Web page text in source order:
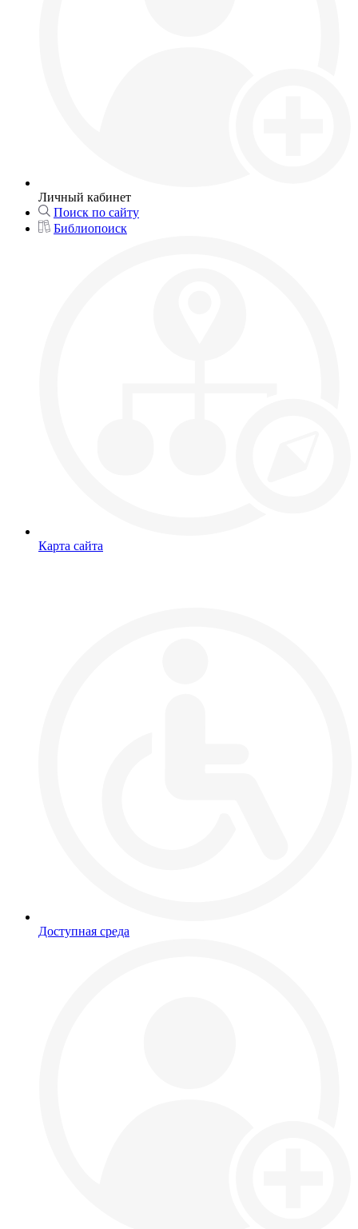
Личный кабинет
Поиск по сайту
Библиопоиск
Карта сайта
Доступная среда